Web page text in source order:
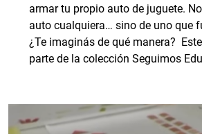
armar tu propio auto de juguete.
auto cualquiera… sino de uno que
¿Te imaginás de qué manera?
parte de la colección Seguimos